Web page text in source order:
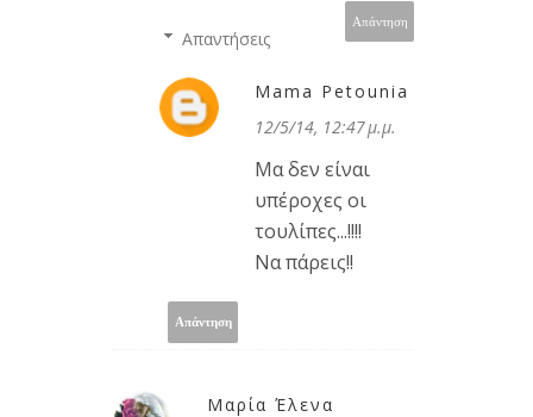
Απάντηση
Απαντήσεις
Mama Petounia
12/5/14, 12:47 μ.μ.
Μα δεν είναι
υπέροχες οι
τουλίπες...!!!!
Να πάρεις!!
Απάντηση
Μαρία Έλενα